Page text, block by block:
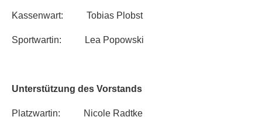
Kassenwart: Tobias Plobst
Sportwartin: Lea Popowski
Unterstützung des Vorstands
Platzwartin: Nicole Radtke